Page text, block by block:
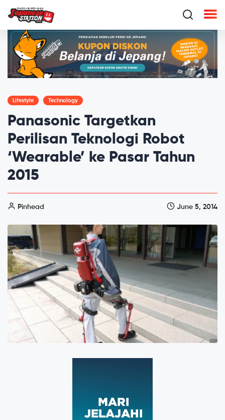
Lifestyle Technology
Panasonic Targetkan
Perilisan Teknologi Robot
‘Wearable’ ke Pasar Tahun
2015
Pinhead June 5, 2014